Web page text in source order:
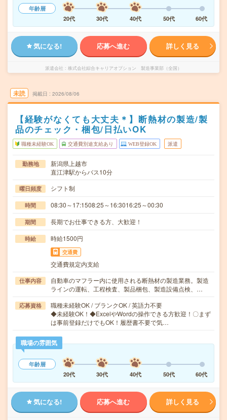
年齢層
20代
30代 40代 50代 60代
気になる! 応募へ進む 詳しく見る
派遣会社 株式会社綜合キャリアオプション 製造事業部（全国）
未読 掲載日 2026/08/06
【経験がなくても大丈夫＊】断熱材の製造/製
品のチェック・梱包/日払いOK
職種未経験OK 交通費別途支給あり WEB登録OK 派遣
勤務地
新潟県上越市
直江津駅からバス10分
曜日頻度 シフト制
時間 08:30～17:1508:25～16:3016:25～00:30
期間 長期でお仕事できる方、大歓迎！
時給 時給1500円
交通費
交通費規定内支給
仕事内容
自動車のマフラー内に使用される断熱材の製造業務。製造
ラインの運転、工程検査、製品梱包、製造設備点検、…
応募資格
職種未経験OK / ブランクOK / 英語力不要
◆未経験OK！◆ExcelやWordの操作できる方歓迎！〇まず
は事前登録だけでもOK！履歴書不要で気…
職場の雰囲気
年齢層
20代
30代 40代 50代 60代
気になる! 応募へ進む 詳しく見る